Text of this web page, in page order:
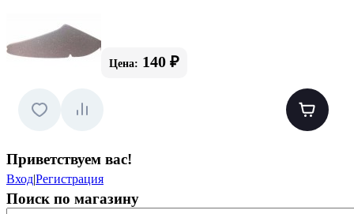
Цена: 140 ₽
Приветствуем вас!
Вход|Регистрация
Поиск по магазину